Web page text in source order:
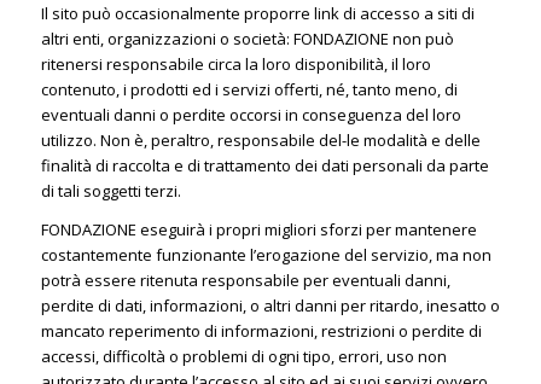
Il sito può occasionalmente proporre link di accesso a siti di
altri enti, organizzazioni o società: FONDAZIONE non può
ritenersi responsabile circa la loro disponibilità, il loro
contenuto, i prodotti ed i servizi offerti, né, tanto meno, di
eventuali danni o perdite occorsi in conseguenza del loro
utilizzo. Non è, peraltro, responsabile del-le modalità e delle
finalità di raccolta e di trattamento dei dati personali da parte
di tali soggetti terzi.
FONDAZIONE eseguirà i propri migliori sforzi per mantenere
costantemente funzionante l’erogazione del servizio, ma non
potrà essere ritenuta responsabile per eventuali danni,
perdite di dati, informazioni, o altri danni per ritardo, inesatto o
mancato reperimento di informazioni, restrizioni o perdite di
accessi, difficoltà o problemi di ogni tipo, errori, uso non